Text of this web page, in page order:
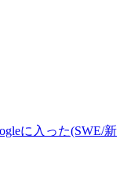
に入った(SWE/新